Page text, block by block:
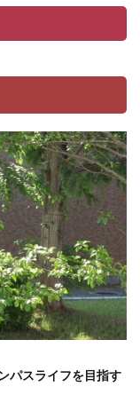
パスライフを目指す